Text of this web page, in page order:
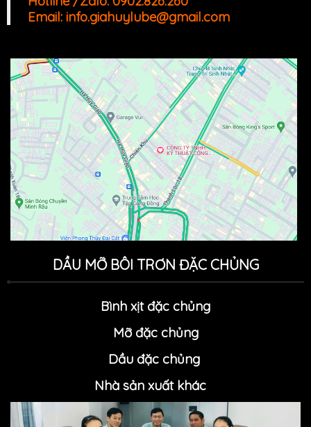
Email: info.giahuylube@gmail.com
DẦU MỠ BÔI TRƠN ĐẶC CHỦNG
Bình xịt đặc chủng
Mỡ đặc chủng
Dầu đặc chủng
Nhà sản xuất khác